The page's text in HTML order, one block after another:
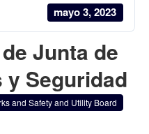
mayo 3, 2023
Junta de
y Seguridad
and Safety and Utility Board